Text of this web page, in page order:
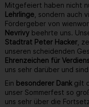
Mitgefeiert haben nicht
Lehrlinge , sondern auch
Fördergeber von
Nevrivy beehrte uns.
Stadtrat Peter Hacker ,
unseren scheidenden
Ehrenzeichen für
uns sehr darüber und
Ein besonderer Dank gilt
unser Sommerfest so
uns sehr über die